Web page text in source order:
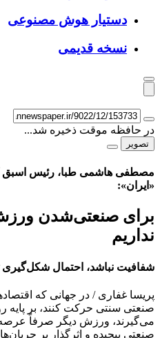
دستیار هوش مصنوعی
نسخه قدیمی
در حافظه موقت ذخیره شد...
تصویر
مصطفی هاشمی طبا، رئیس اسبق
«ایران»:
برای صنعتی‌شدن
نداریم
شفافیت نباشد، احتمال شکل‌گیری
پریسا غفاری / در جهانی که
صنعتی سنتی حرکت کنند، بر
می‌گیرند، ورزش دیگر صرفاً
صنعتی پیچیده و اثرگذار بر